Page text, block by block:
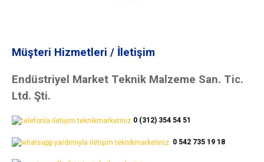
Müşteri Hizmetleri / İletişim
Endüstriyel Market Teknik Malzeme San. Tic.
Ltd. Şti.
0 (312) 354 54 51
0 542 735 19 18